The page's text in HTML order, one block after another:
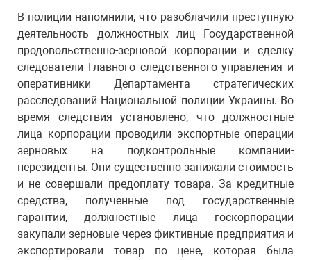
В полиции напомнили, что разоблачили преступную
деятельность должностных лиц Государственной
продовольственно-зерновой корпорации и сделку
следователи Главного следственного управления и
оперативники Департамента стратегических
расследований Национальной полиции Украины. Во
время следствия установлено, что должностные
лица корпорации проводили экспортные операции
зерновых на подконтрольные компании-
нерезиденты. Они существенно занижали стоимость
и не совершали предоплату товара. За кредитные
средства, полученные под государственные
гарантии, должностные лица госкорпорации
закупали зерновые через фиктивные предприятия и
экспортировали товар по цене, которая была